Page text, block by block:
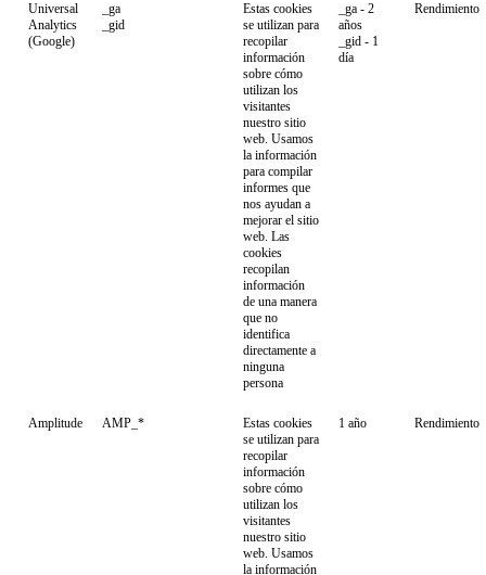
Universal
Analytics
(Google)
_ga
_gid
Estas cookies
se utilizan para
recopilar
información
sobre cómo
utilizan los
visitantes
nuestro sitio
web. Usamos
la información
para compilar
informes que
nos ayudan a
mejorar el sitio
web. Las
cookies
recopilan
información
de una manera
que no
identifica
directamente a
ninguna
persona
_ga - 2
años
_gid - 1
día
Rendimiento
Amplitude AMP_*
Estas cookies
se utilizan para
recopilar
información
sobre cómo
utilizan los
visitantes
nuestro sitio
web. Usamos
la información
1 año Rendimiento